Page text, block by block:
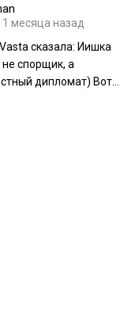
1 месяца назад
сказалa: Иишка
не спорщик, а
дипломат) Вот,